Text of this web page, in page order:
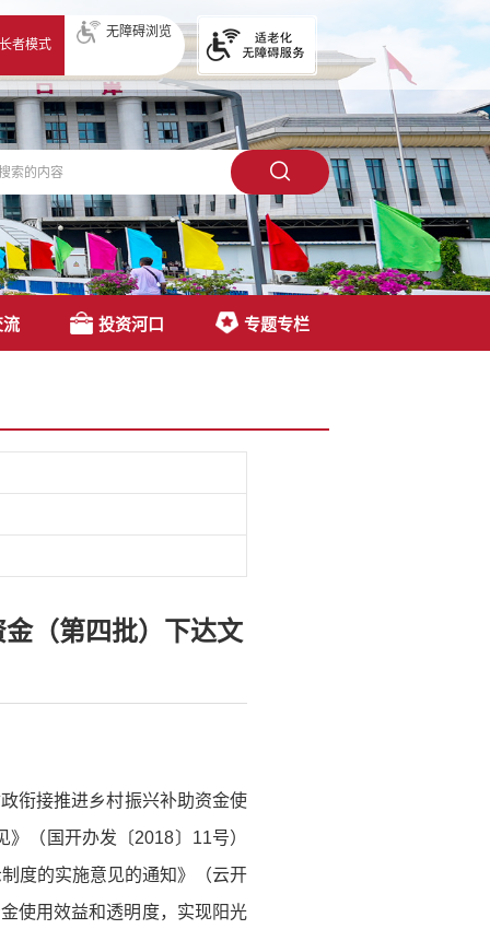
长者模式
无障碍浏览
投资河口 专题专栏
（第四批）下达文
衔接推进乡村振兴补助资金使
（国开办发〔2018〕11号）
度的实施意见的通知》（云开
使用效益和透明度，实现阳光